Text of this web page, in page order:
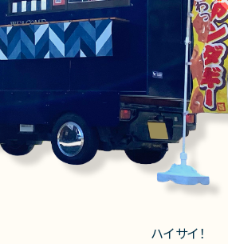
ハイサイ！